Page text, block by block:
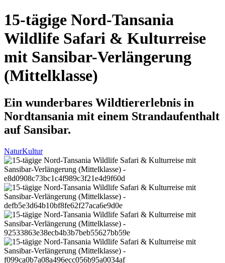
15-tägige Nord-Tansania
Wildlife Safari & Kulturreise
mit Sansibar-Verlängerung
(Mittelklasse)
Ein wunderbares Wildtiererlebnis in
Nordtansania mit einem Strandaufenthalt
auf Sansibar.
NaturKultur